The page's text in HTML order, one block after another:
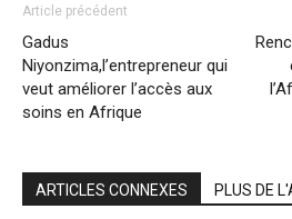
Article précédent
Gadus
Niyonzima,l’entrepreneur qui
veut améliorer l’accès aux
soins en Afrique
ARTICLES CONNEXES PLUS DE